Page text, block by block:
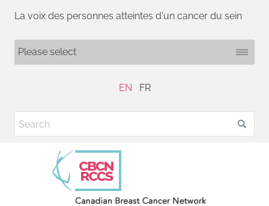
La voix des personnes atteintes d'un cancer du sein
EN FR